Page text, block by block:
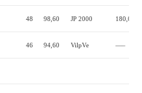
48 98,60 JP 2000 180,0
46 94,60 VilpVe —–